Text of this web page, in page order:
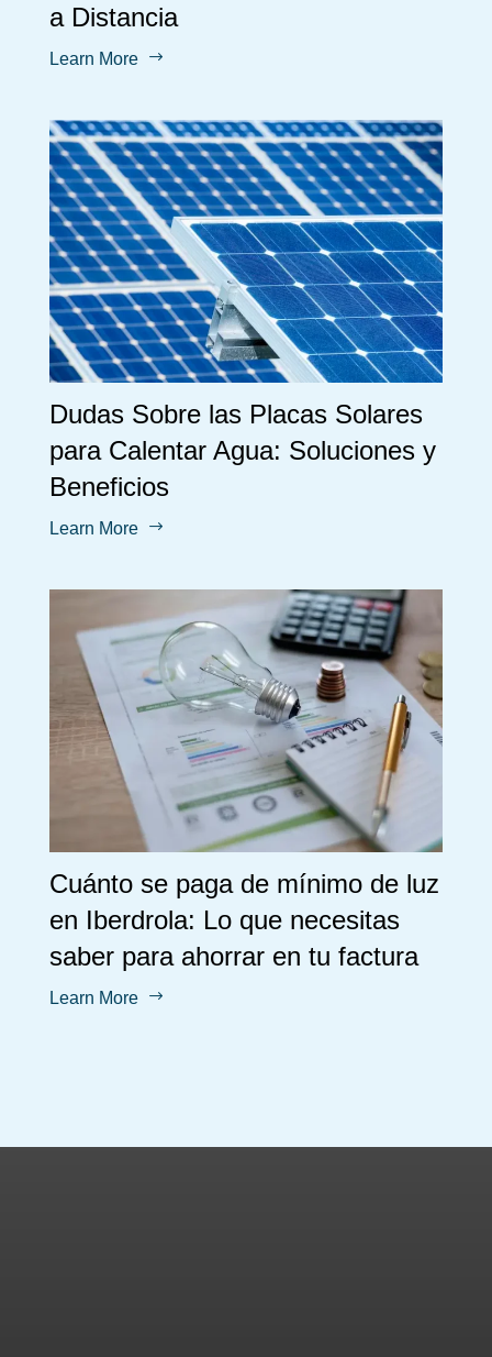
a Distancia
Learn More $
Dudas Sobre las Placas Solares
para Calentar Agua: Soluciones y
Beneficios
Learn More $
Cuánto se paga de mínimo de luz
en Iberdrola: Lo que necesitas
saber para ahorrar en tu factura
Learn More $